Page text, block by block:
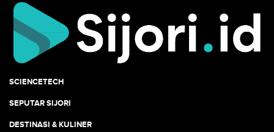
SCIENCETECH
SEPUTAR SIJORI
DESTINASI & KULINER